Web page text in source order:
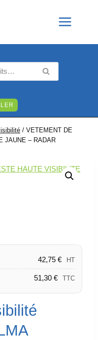
RECHERCHE
/ VETEMENT DE
JAUNE – RADAR
42,75 € HT
51,30 € TTC